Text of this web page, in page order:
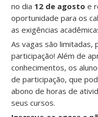
no dia 12 de agosto e
oportunidade para os
as exigências
As vagas são limitadas,
participação! Além de
conhecimentos, os
de participação, que
abono de horas de
seus cursos.